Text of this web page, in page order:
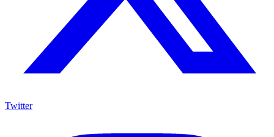
Twitter